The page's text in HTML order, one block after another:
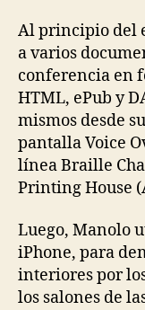
Al principio del
a varios
conferencia en
HTML, ePub y
mismos desde
pantalla Voice
línea Braille
Printing House
Luego, Manolo
iPhone, para
interiores por
los salones de